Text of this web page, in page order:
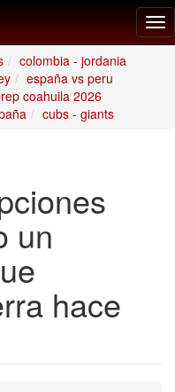
colombia - jordania
españa vs peru
coahuila 2026
cubs - giants
un
hace